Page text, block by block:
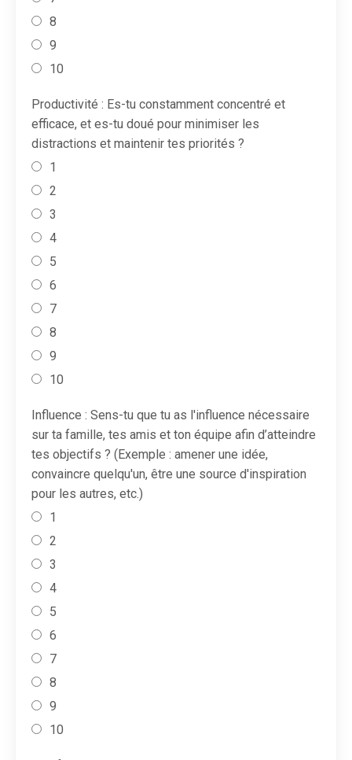
8
9
10
Productivité : Es-tu constamment concentré et
efficace, et es-tu doué pour minimiser les
distractions et maintenir tes priorités ?
1
2
3
4
5
6
7
8
9
10
Influence : Sens-tu que tu as l'influence nécessaire
sur ta famille, tes amis et ton équipe afin d’atteindre
tes objectifs ? (Exemple : amener une idée,
convaincre quelqu'un, être une source d'inspiration
pour les autres, etc.)
1
2
3
4
5
6
7
8
9
10